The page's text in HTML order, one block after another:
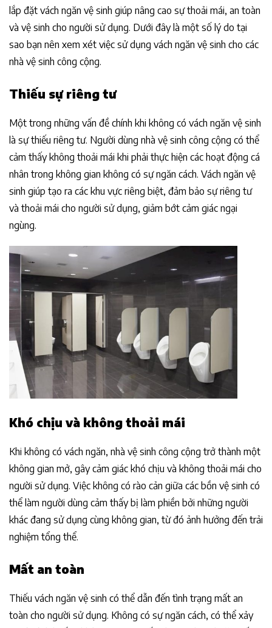
lắp đặt vách ngăn vệ sinh giúp nâng cao sự thoải mái, an toàn
và vệ sinh cho người sử dụng. Dưới đây là một số lý do tại
sao bạn nên xem xét việc sử dụng vách ngăn vệ sinh cho các
nhà vệ sinh công cộng.
Thiếu sự riêng tư
Một trong những vấn đề chính khi không có vách ngăn vệ sinh
là sự thiếu riêng tư. Người dùng nhà vệ sinh công cộng có thể
cảm thấy không thoải mái khi phải thực hiện các hoạt động cá
nhân trong không gian không có sự ngăn cách. Vách ngăn vệ
sinh giúp tạo ra các khu vực riêng biệt, đảm bảo sự riêng tư
và thoải mái cho người sử dụng, giảm bớt cảm giác ngại
ngùng.
Khó chịu và không thoải mái
Khi không có vách ngăn, nhà vệ sinh công cộng trở thành một
không gian mở, gây cảm giác khó chịu và không thoải mái cho
người sử dụng. Việc không có rào cản giữa các bồn vệ sinh có
thể làm người dùng cảm thấy bị làm phiền bởi những người
khác đang sử dụng cùng không gian, từ đó ảnh hưởng đến trải
nghiệm tổng thể.
Mất an toàn
Thiếu vách ngăn vệ sinh có thể dẫn đến tình trạng mất an
toàn cho người sử dụng. Không có sự ngăn cách, có thể xảy